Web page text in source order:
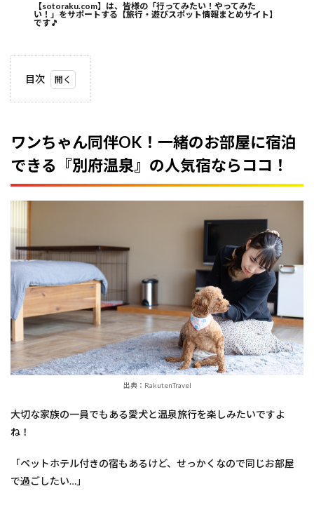
【sotoraku.com】は、皆様の「行ってみたい！やってみた
い！」をサポートする【旅行・遊びスポット情報まとめサイト】
です🎵
目次
ん同
伴
OK！
一緒
のお
部屋
『別
府温
の人
気宿
なら
コ
コ！
2
【別
わん
宿
り】
3
ワンちゃん同伴OK！一緒のお部屋に宿泊
できる『別府温泉』の人気宿ならココ！
出典：RakutenTravel
大切な家族の一員でもある愛犬と温泉旅行を楽しみたいですよ
ね！
「ペットホテル付きの宿もあるけど、せっかくなので同じお部屋
で過ごしたい…」